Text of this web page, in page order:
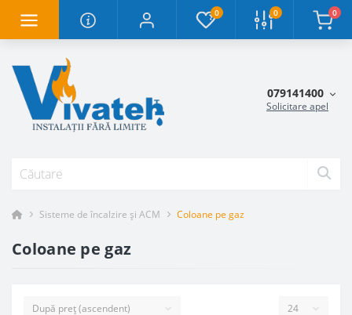
0 0 0
079141400
Solicitare apel
Sisteme de încalzire și ACM Coloane pe gaz
Coloane pe gaz